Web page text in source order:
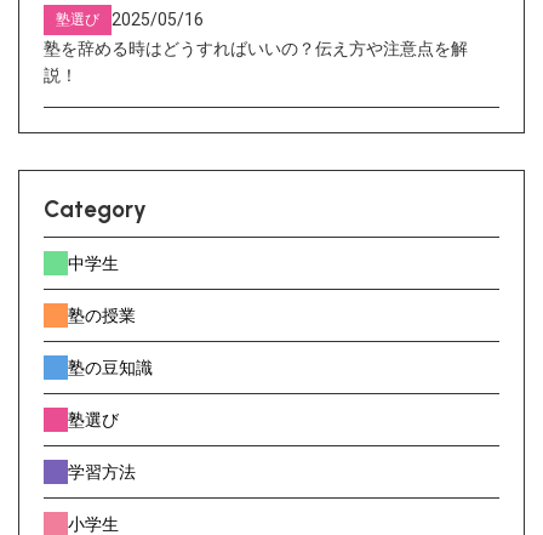
塾選び
2025/05/16
塾を辞める時はどうすればいいの？伝え方や注意点を解
説！
Category
中学生
塾の授業
塾の豆知識
塾選び
学習方法
小学生